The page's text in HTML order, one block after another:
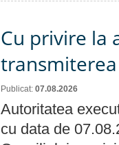
Cu privire la
Publicat: 07.08.2026
Autoritatea
cu data de